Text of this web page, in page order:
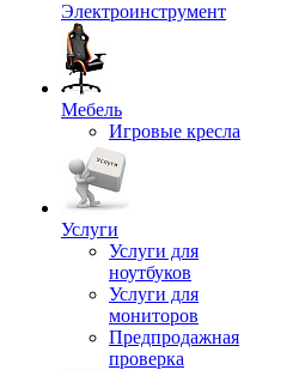
Электроинструмент
Мебель
Игровые кресла
Услуги
Услуги для
ноутбуков
Услуги для
мониторов
Предпродажная
проверка